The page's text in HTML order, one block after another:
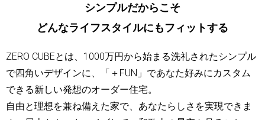
シンプルだからこそ
どんなライフスタイルにもフィットする
ZERO CUBEとは、1000万円から始まる洗礼されたシンプル
で四角いデザインに、「＋FUN」であなた好みにカスタム
できる新しい発想のオーダー住宅。
自由と理想を兼ね備えた家で、あなたらしさを実現できま